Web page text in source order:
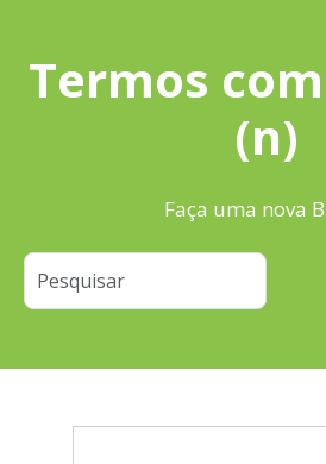
Termos
(n)
Faça uma nova